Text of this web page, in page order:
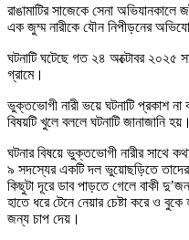
রাঙামাটির সাজেকে সেনা
এক জুম্ম নারীকে যৌন নিপীড়নের
ঘটনাটি ঘটেছে গত ২৪ অক্টোবর ২০২৫
গ্রামে।
ভুক্তভোগী নারী ভয়ে ঘটনাটি প্রকাশ
বিষয়টি খুলে বললে ঘটনাটি জানাজানি হয়।
ঘটনার বিষয়ে ভুক্তভোগী নারীর সাথে
৯ সদস্যের একটি দল ভুয়োছড়িতে
কিছুটা দূরে ডাব পাড়তে গেলে বাকী
হাতে ধরে টেনে নেয়ার চেষ্টা করে ও
জন্য চাপ দেয়।